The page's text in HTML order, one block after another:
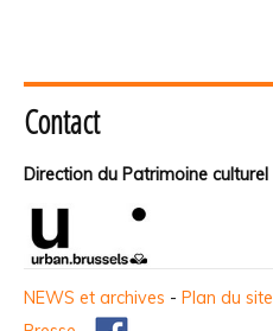
Contact
Direction du Patrimoine culturel
NEWS et archives - Plan du site